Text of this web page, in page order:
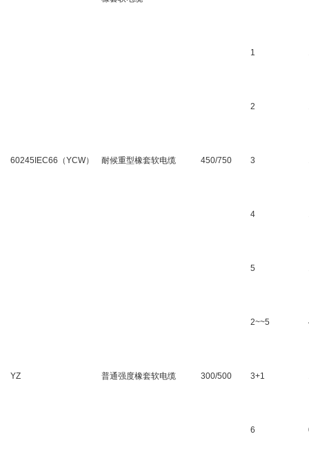
60245IEC66（YCW） 耐候重型橡套软电缆 450/750
1
2
3
4
5
YZ 普通强度橡套软电缆 300/500
2~~5
3+1
6